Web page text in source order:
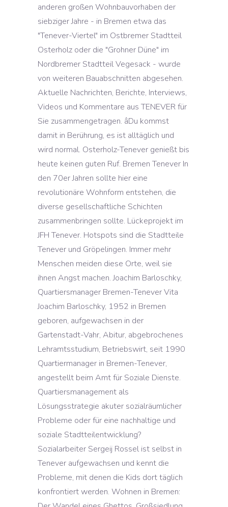
anderen großen Wohnbauvorhaben der
siebziger Jahre - in Bremen etwa das
"Tenever-Viertel" im Ostbremer Stadtteil
Osterholz oder die "Grohner Düne" im
Nordbremer Stadtteil Vegesack - wurde
von weiteren Bauabschnitten abgesehen.
Aktuelle Nachrichten, Berichte, Interviews,
Videos und Kommentare aus TENEVER für
Sie zusammengetragen. âDu kommst
damit in Berührung, es ist alltäglich und
wird normal. Osterholz-Tenever genießt bis
heute keinen guten Ruf. Bremen Tenever In
den 70er Jahren sollte hier eine
revolutionäre Wohnform entstehen, die
diverse gesellschaftliche Schichten
zusammenbringen sollte. Lückeprojekt im
JFH Tenever. Hotspots sind die Stadtteile
Tenever und Gröpelingen. Immer mehr
Menschen meiden diese Orte, weil sie
ihnen Angst machen. Joachim Barloschky,
Quartiersmanager Bremen-Tenever Vita
Joachim Barloschky, 1952 in Bremen
geboren, aufgewachsen in der
Gartenstadt-Vahr, Abitur, abgebrochenes
Lehramtsstudium, Betriebswirt, seit 1990
Quartiermanager in Bremen-Tenever,
angestellt beim Amt für Soziale Dienste.
Quartiersmanagement als
Lösungsstrategie akuter sozialräumlicher
Probleme oder für eine nachhaltige und
soziale Stadtteilentwicklung?
Sozialarbeiter Sergeij Rossel ist selbst in
Tenever aufgewachsen und kennt die
Probleme, mit denen die Kids dort täglich
konfrontiert werden. Wohnen in Bremen: